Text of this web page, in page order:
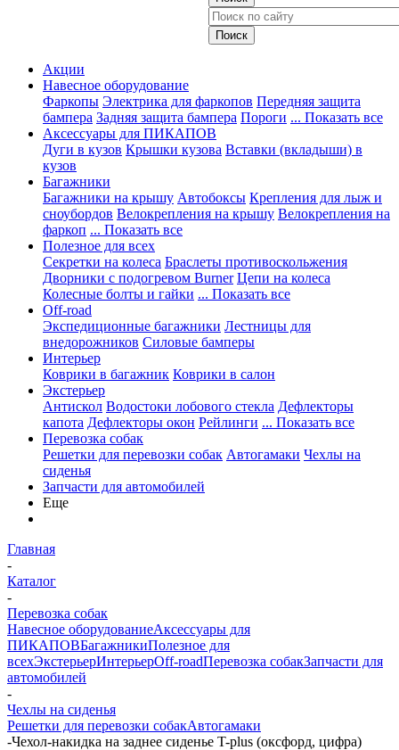
Акции
Навесное оборудование
Фаркопы Электрика для фаркопов Передняя защита
бампера Задняя защита бампера Пороги ... Показать все
Аксессуары для ПИКАПОВ
Дуги в кузов Крышки кузова Вставки (вкладыши) в
кузов
Багажники
Багажники на крышу Автобоксы Крепления для лыж и
сноубордов Велокрепления на крышу Велокрепления на
фаркоп ... Показать все
Полезное для всех
Секретки на колеса Браслеты противоскольжения
Дворники с подогревом Burner Цепи на колеса
Колесные болты и гайки ... Показать все
Off-road
Экспедиционные багажники Лестницы для
внедорожников Силовые бамперы
Интерьер
Коврики в багажник Коврики в салон
Экстерьер
Антискол Водостоки лобового стекла Дефлекторы
капота Дефлекторы окон Рейлинги ... Показать все
Перевозка собак
Решетки для перевозки собак Автогамаки Чехлы на
сиденья
Запчасти для автомобилей
Еще
Главная
-
Каталог
-
Перевозка собак
Навесное оборудованиеАксессуары для
ПИКАПОВБагажникиПолезное для
всехЭкстерьерИнтерьерOff-roadПеревозка собакЗапчасти для
автомобилей
-
Чехлы на сиденья
Решетки для перевозки собакАвтогамаки
-Чехол-накидка на заднее сиденье T-plus (оксфорд, цифра)